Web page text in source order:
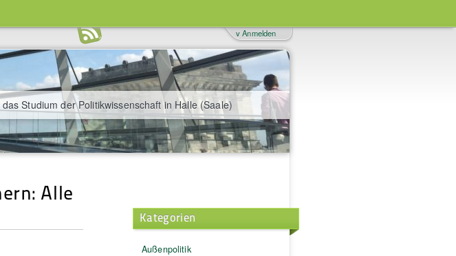
Studium der Politikwissenschaft in Halle (Saale)
v Anmelden
Alle
Kategorien
Außenpolitik